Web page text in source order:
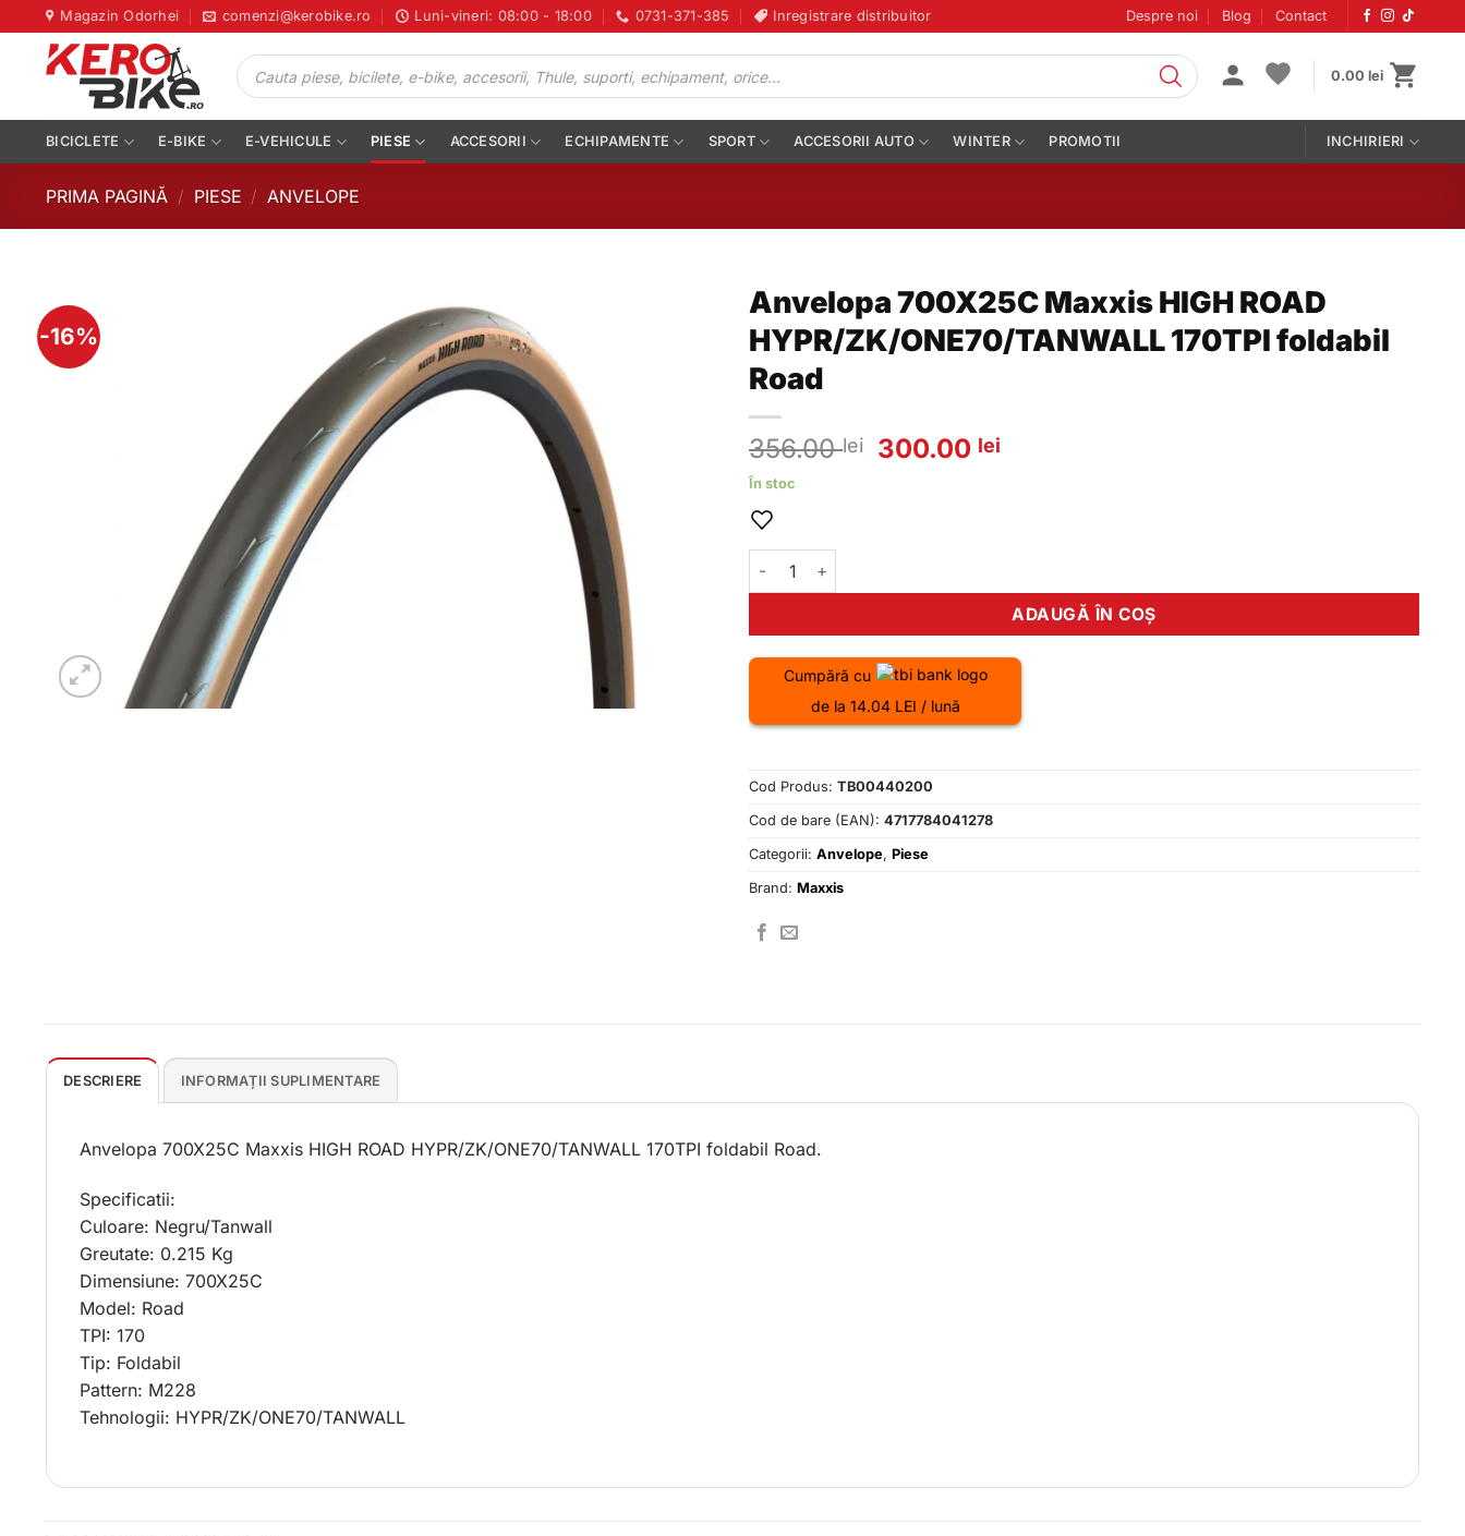
to
content
Magazin Odorhei comenzi@kerobike.ro Luni-vineri: 08:00 - 18:00 0731-371-385 Inregistrare distribuitor Despre noi Blog Contact
Products
search
0.00 lei
BICICLETE E-BIKE E-VEHICULE PIESE ACCESORII ECHIPAMENTE SPORT ACCESORII AUTO WINTER PROMOTII INCHIRIERI
PRIMA PAGINĂ / PIESE / ANVELOPE
-16%
Anvelopa 700X25C Maxxis HIGH ROAD
HYPR/ZK/ONE70/TANWALL 170TPI foldabil
Road
356.00lei
Prețul
300.00 lei
În stoc
Cantitate Anvelopa 700X25C Maxxis HIGH ROAD HYPR/ZK/ONE70/TANWALL 170TPI foldabil
ADAUGĂ ÎN COȘ
Cumpără cu
de la 14.04 LEI / lună
Cod Produs: TB00440200
Cod de bare (EAN): 4717784041278
Categorii: Anvelope, Piese
Brand: Maxxis
DESCRIERE INFORMAȚII SUPLIMENTARE
Anvelopa 700X25C Maxxis HIGH ROAD HYPR/ZK/ONE70/TANWALL 170TPI foldabil Road.
Specificatii:
Culoare: Negru/Tanwall
Greutate: 0.215 Kg
Dimensiune: 700X25C
Model: Road
TPI: 170
Tip: Foldabil
Pattern: M228
Tehnologii: HYPR/ZK/ONE70/TANWALL